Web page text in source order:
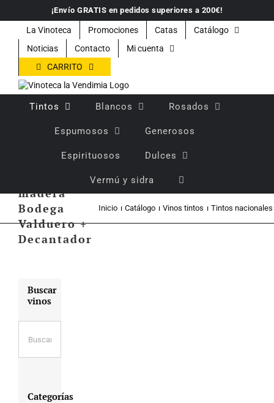
contenido
¡Envío GRATIS en pedidos superiores a 200€!
La Vinoteca Promociones Catas
Catálogo
Noticias
Contacto
Mi cuenta
CARRITO
Tintos Blancos Rosados
Espumosos Generosos
Espirituosos Dulces
Vermú y sidra
madera
Bodega
Valduero +
Decantador
Inicio Catálogo Vinos tintos Tintos nacionales
Buscar
vinos
Categorías